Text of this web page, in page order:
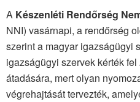
A Készenléti Rendőrség
NNI) vasárnapi, a rendőrség
szerint a magyar igazságügyi
igazságügyi szervek kérték fel
átadására, mert olyan
végrehajtását tervezték,